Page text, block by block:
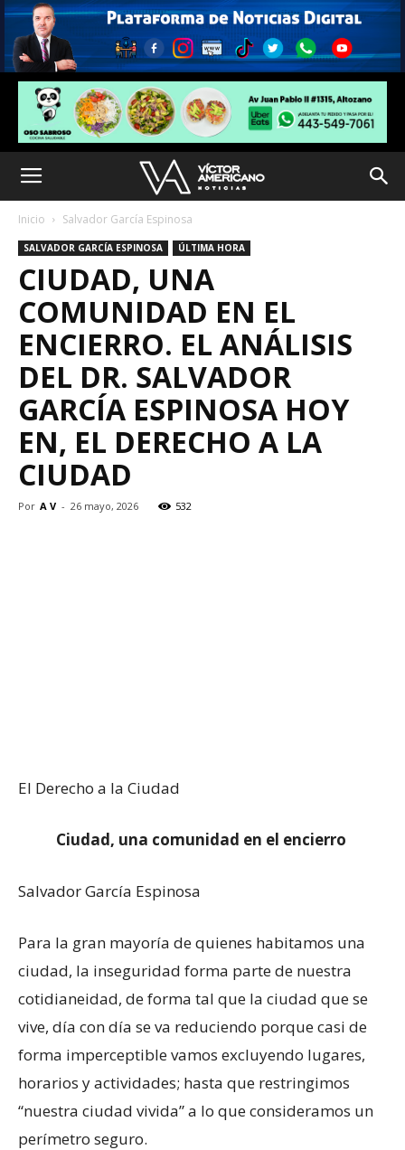
Inicio Salvador García Espinosa
SALVADOR GARCÍA ESPINOSA ÚLTIMA HORA
CIUDAD, UNA
COMUNIDAD EN EL
ENCIERRO. EL ANÁLISIS
DEL DR. SALVADOR
GARCÍA ESPINOSA HOY
EN, EL DERECHO A LA
CIUDAD
Por A V - 26 mayo, 2026 532
El Derecho a la Ciudad
Ciudad, una comunidad en el encierro
Salvador García Espinosa
Para la gran mayoría de quienes habitamos una
ciudad, la inseguridad forma parte de nuestra
cotidianeidad, de forma tal que la ciudad que se
vive, día con día se va reduciendo porque casi de
forma imperceptible vamos excluyendo lugares,
horarios y actividades; hasta que restringimos
“nuestra ciudad vivida” a lo que consideramos un
perímetro seguro.